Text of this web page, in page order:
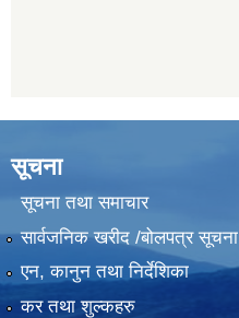
सूचना
सूचना तथा समाचार
सार्वजनिक खरीद /बोलपत्र सूचना
एन, कानुन तथा निर्देशिका
कर तथा शुल्कहरु